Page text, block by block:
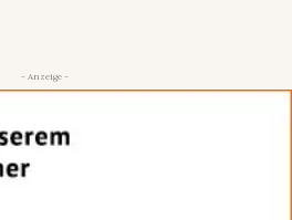
- Anzeige -